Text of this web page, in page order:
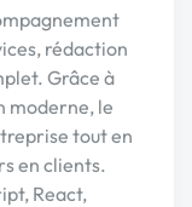
rédaction
Grâce à
moderne, le
tout en
en clients.
React,